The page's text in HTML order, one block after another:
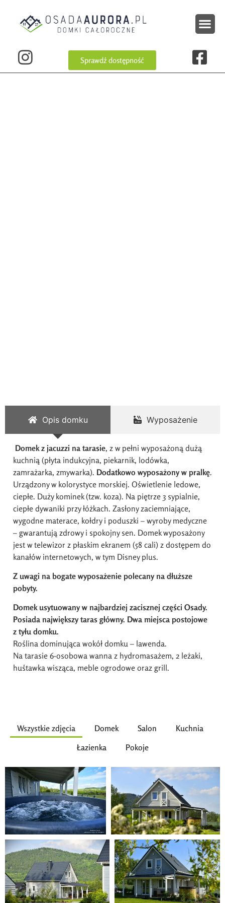
Sprawdź dostępność
Opis domku Wyposażenie
Domek z jacuzzi na tarasie, z w pełni wyposażoną dużą
kuchnią (płyta indukcyjna, piekarnik, lodówka,
zamrażarka, zmywarka). Dodatkowo wyposażony w pralkę.
Urządzony w kolorystyce morskiej. Oświetlenie ledowe,
ciepłe. Duży kominek (tzw. koza). Na piętrze 3 sypialnie,
ciepłe dywaniki przy łóżkach. Zasłony zaciemniające,
wygodne materace, kołdry i poduszki – wyroby medyczne
– gwarantują zdrowy i spokojny sen. Domek wyposażony
jest w telewizor z płaskim ekranem (58 cali) z dostępem do
kanałów internetowych, w tym Disney plus.
Z uwagi na bogate wyposażenie polecany na dłuższe
pobyty.
Domek usytuowany w najbardziej zacisznej części Osady.
Posiada największy taras główny. Dwa miejsca postojowe
z tyłu domku.
Roślina dominująca wokół domku – lawenda.
Na tarasie 6-osobowa wanna z hydromasażem, 2 leżaki,
huśtawka wisząca, meble ogrodowe oraz grill.
Wszystkie zdjęcia Domek Salon
Kuchnia
Łazienka
Pokoje